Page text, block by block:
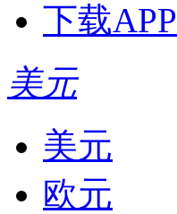
下载APP
美元
美元
欧元